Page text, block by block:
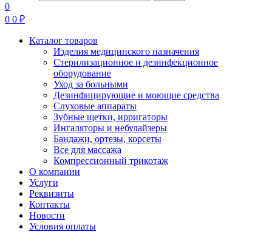
0
0 0 ₽
Каталог товаров
Изделия медицинского назначения
Стерилизационное и дезинфекционное
оборудование
Уход за больными
Дезинфицирующие и моющие средства
Слуховые аппараты
Зубные щетки, ирригаторы
Ингаляторы и небулайзеры
Бандажи, ортезы, корсеты
Все для массажа
Компрессионный трикотаж
О компании
Услуги
Реквизиты
Контакты
Новости
Условия оплаты